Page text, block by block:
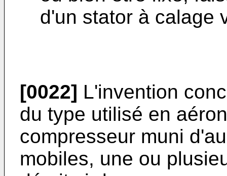
d'un stator à calage
[0022] L'invention
du type utilisé en
compresseur muni
mobiles, une ou